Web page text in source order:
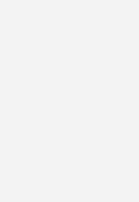
für Lagermatten
auf
und Gesamtgewichte